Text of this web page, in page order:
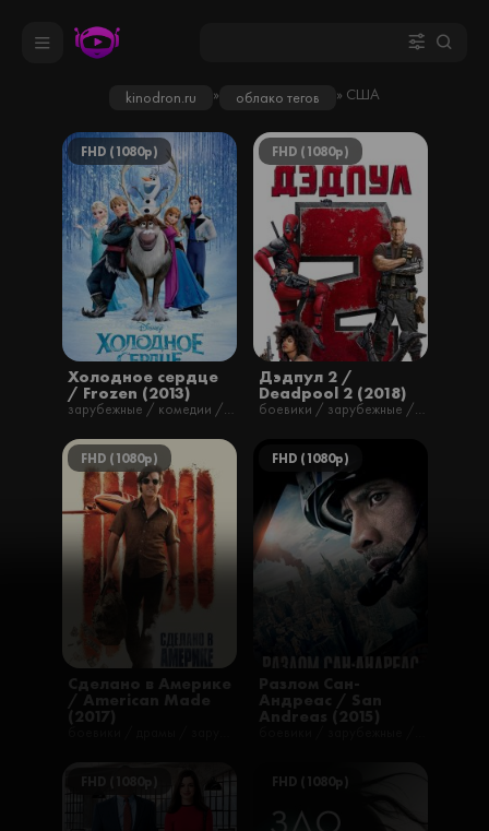
kinodron.ru » облако тегов » США
Холодное сердце
/ Frozen (2013)
FHD (1080p)
зарубежные / комедии / мелодрамы / мультфильмы / мюзиклы / приключения / романтические / семейные / фэнтези
Дэдпул 2 /
Deadpool 2 (2018)
FHD (1080p)
боевики / зарубежные / комедии / приключения / фантастика / фильмы / русские
Сделано в Америке
/ American Made
(2017)
FHD (1080p)
Разлом Сан-
Андреас / San
Andreas (2015)
FHD (1080p)
FHD (1080p)